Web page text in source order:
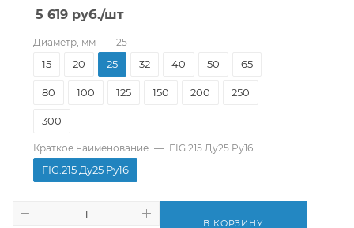
5 619 руб./шт
Диаметр, мм — 25
15 20 25 32 40 50 65
80 100 125 150 200 250
300
Краткое наименование — FIG.215 Ду25 Pу16
FIG.215 Ду25 Pу16
В КОРЗИНУ